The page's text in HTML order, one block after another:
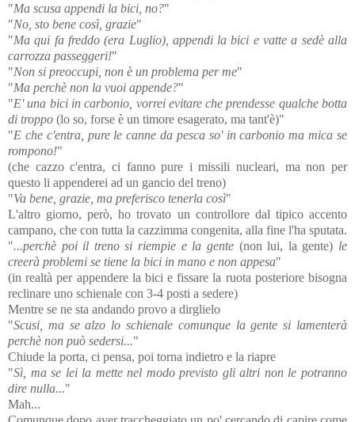
"Ma scusa appendi la bici, no?"
"No, sto bene così, grazie"
"Ma qui fa freddo (era Luglio), appendi la bici e vatte a sedè alla
carrozza passeggeri!"
"Non si preoccupi, non è un problema per me"
"Ma perchè non la vuoi appende?"
"E' una bici in carbonio, vorrei evitare che prendesse qualche botta
di troppo (lo so, forse è un timore esagerato, ma tant'è)"
"E che c'entra, pure le canne da pesca so' in carbonio ma mica se
rompono!"
(che cazzo c'entra, ci fanno pure i missili nucleari, ma non per
questo li appenderei ad un gancio del treno)
"Va bene, grazie, ma preferisco tenerla così"
L'altro giorno, però, ho trovato un controllore dal tipico accento
campano, che con tutta la cazzimma congenita, alla fine l'ha sputata.
"...perchè poi il treno si riempie e la gente(non lui, la gente) le
creerà problemi se tiene la bici in mano e non appesa"
(in realtà per appendere la bici e fissare la ruota posteriore bisogna
reclinare uno schienale con 3-4 posti a sedere)
Mentre se ne sta andando provo a dirglielo
"Scusi, ma se alzo lo schienale comunque la gente si lamenterà
perchè non può sedersi..."
Chiude la porta, ci pensa, poi torna indietro e la riapre
"Sì, ma se lei la mette nel modo previsto gli altri non le potranno
dire nulla..."
Mah...